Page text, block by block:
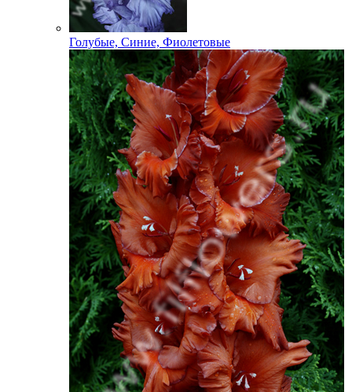
Голубые, Синие, Фиолетовые